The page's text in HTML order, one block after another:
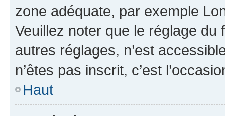
zone adéquate, par exemple
Veuillez noter que le réglage
autres réglages, n’est
n’êtes pas inscrit, c’est
Haut